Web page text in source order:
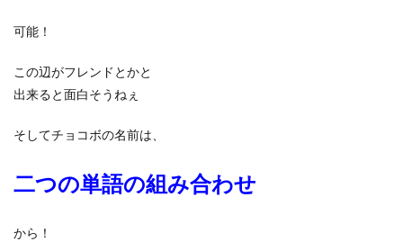
可能！
この辺がフレンドとかと
出来ると面白そうねぇ
そしてチョコボの名前は、
二つの単語の組み合わせ
から！